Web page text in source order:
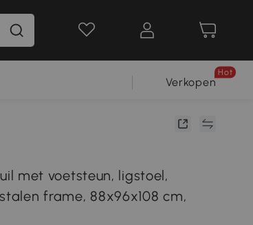
Verkopen
Hot
met voetsteun, ligstoel,
frame, 88x96x108 cm,